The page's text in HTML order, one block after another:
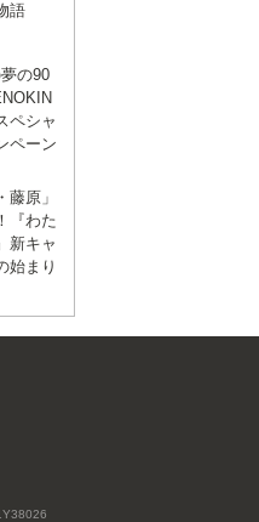
語
の90
ペシャ
ペーン
原」
『わた
新キャ
始まり